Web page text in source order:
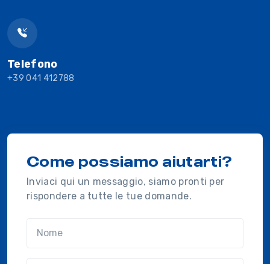
Telefono
+39 041 412788
Come possiamo aiutarti?
Inviaci qui un messaggio, siamo pronti per
rispondere a tutte le tue domande.